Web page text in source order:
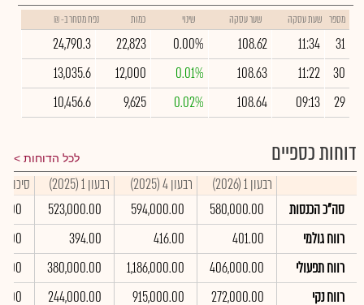
מספר שעת עסקה שער עסקה שינוי כמות נפח מסחר ב- ₪
31
11:34
108.62
0.00%
22,823
24,790.3
30
11:22
108.63
0.01%
12,000
13,035.6
29
09:13
108.64
0.02%
9,625
10,456.6
דוחות כספיים לכל הדוחות
רבעון 1 (2026) רבעון 4 (2025) רבעון 1 (2025)
סיכום
סה"כ הכנסות
580,000.00
594,000.00
523,000.00
רווח גולמי
401.00
416.00
394.00
רווח תפעולי
406,000.00
1,186,000.00
380,000.00
רווח נקי
272,000.00
915,000.00
244,000.00